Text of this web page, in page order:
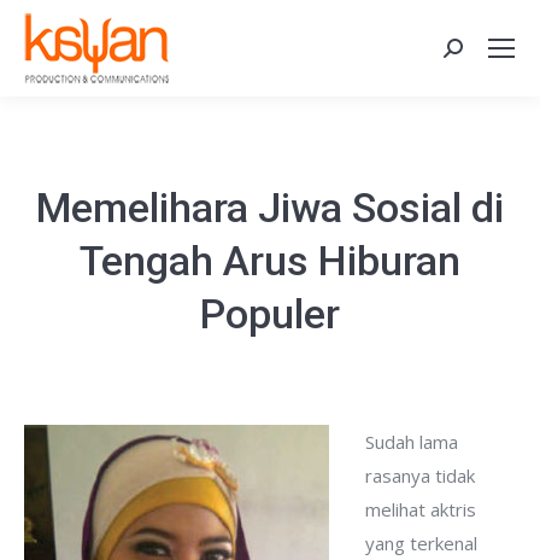
Search:
Memelihara Jiwa Sosial di
Tengah Arus Hiburan
Populer
Sudah lama
rasanya tidak
melihat aktris
yang terkenal